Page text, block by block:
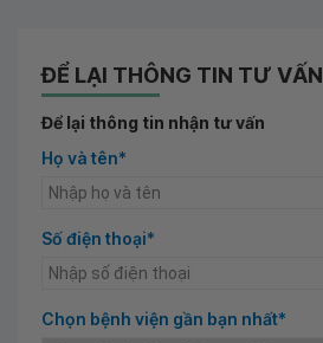
ĐỂ LẠI THÔNG TIN TƯ VẤN
Để lại thông tin nhận tư vấn
Họ và tên*
Số điện thoại*
Chọn bệnh viện gần bạn nhất*